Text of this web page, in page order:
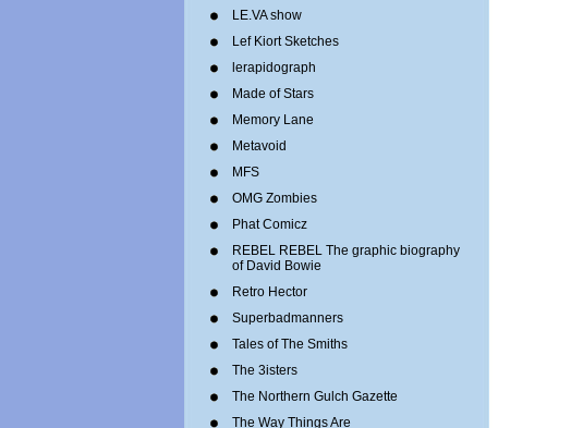
LE.VA show
Lef Kiort Sketches
lerapidograph
Made of Stars
Memory Lane
Metavoid
MFS
OMG Zombies
Phat Comicz
REBEL REBEL The graphic biography
of David Bowie
Retro Hector
Superbadmanners
Tales of The Smiths
The 3isters
The Northern Gulch Gazette
The Way Things Are